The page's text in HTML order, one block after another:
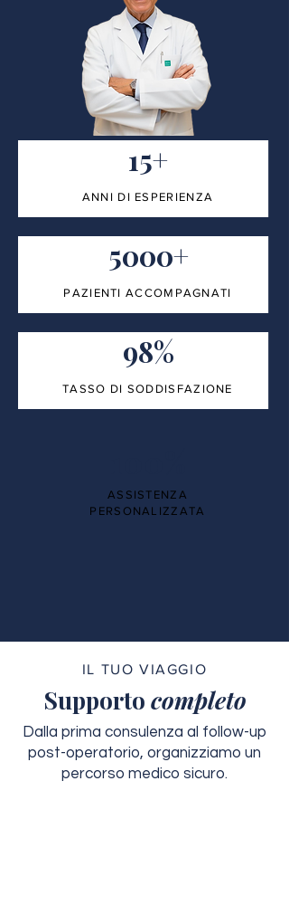
15+
ANNI DI ESPERIENZA
5000+
PAZIENTI ACCOMPAGNATI
98%
TASSO DI SODDISFAZIONE
ASSISTENZA
PERSONALIZZATA
IL TUO VIAGGIO
Supporto completo
Dalla prima consulenza al follow-up
post-operatorio, organizziamo un
percorso medico sicuro.